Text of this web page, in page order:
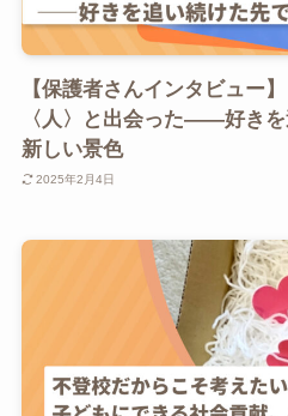
【保護者さんインタビュー
〈人〉と出会った――好き
新しい景色
2025年2月4日